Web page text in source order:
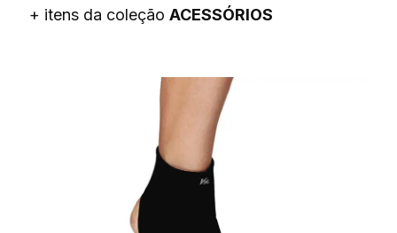
+ itens da coleção ACESSÓRIOS